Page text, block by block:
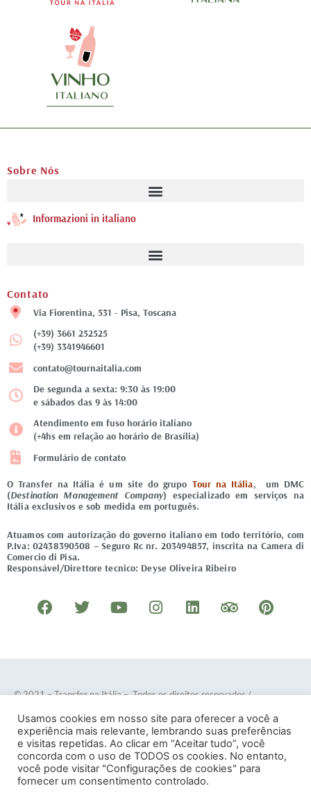
Sobre Nós
Informazioni in italiano
Contato
Via Fiorentina, 531 - Pisa, Toscana
(+39) 3661 252525
(+39) 3341946601
contato@tournaitalia.com
De segunda a sexta: 9:30 às 19:00
e sábados das 9 às 14:00
Atendimento em fuso horário italiano
(+4hs em relação ao horário de Brasília)
Formulário de contato
O Transfer na Itália é um site do grupo Tour na Itália, um DMC
(Destination Management Company) especializado em serviços na
Itália exclusivos e sob medida em português.
Atuamos com autorização do governo italiano em todo território, com
P.Iva: 02438390508 – Seguro Rc nr. 203494857, inscrita na Camera di
Comercio di Pisa.
Responsável/Direttore tecnico: Deyse Oliveira Ribeiro
F
a
e
o
k
T
w
t
e
r
Y
o
t
b
I
n
t
g
r
a
m
L
i
k
d
n
T
r
p
d
s
o
P
i
t
r
e
s
© 2021 – Transfer na Itália – Todos os direitos reservados/
Termos e Condições–Política de Privacidade
Usamos cookies em nosso site para oferecer a você a
experiência mais relevante, lembrando suas preferências
e visitas repetidas. Ao clicar em “Aceitar tudo”, você
concorda com o uso de TODOS os cookies. No entanto,
você pode visitar "Configurações de cookies" para
fornecer um consentimento controlado.